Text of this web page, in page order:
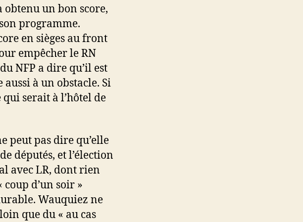
obtenu un bon score,
programme.
en sièges au front
empêcher le RN
NFP a dire qu’il est
à un obstacle. Si
qui serait à l’hôtel de
peut pas dire qu’elle
députés, et l’élection
avec LR, dont rien
d’un soir »
Wauquiez ne
que du « au cas